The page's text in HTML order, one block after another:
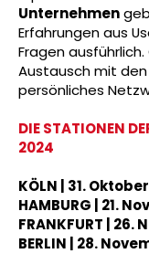
Unternehmen
Erfahrungen aus
Fragen
Austausch mit
persönliches
DIE STATIONEN
2024
KÖLN | 31.
HAMBURG | 21.
FRANKFURT | 26.
BERLIN | 28.